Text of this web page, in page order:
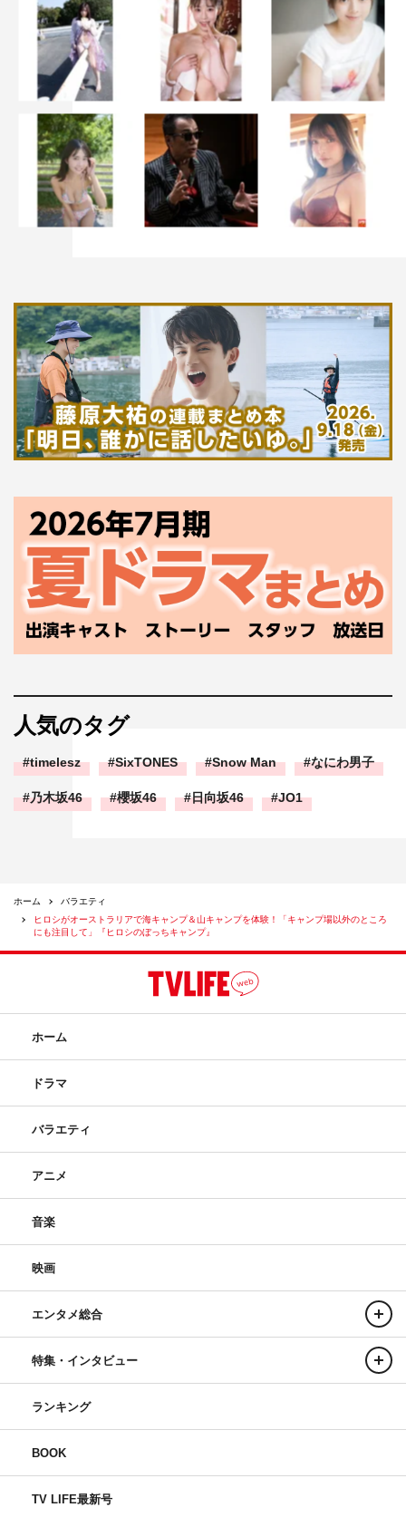
人気のタグ
timelesz SixTONES Snow Man なにわ男子
乃木坂46 櫻坂46 日向坂46 JO1
ホーム
バラエティ
ヒロシがオーストラリアで海キャンプ＆山キャンプを体験！「キャンプ場以外のところ
にも注目して」『ヒロシのぼっちキャンプ』
ホーム
ドラマ
バラエティ
アニメ
音楽
映画
エンタメ総合
特集・インタビュー
ランキング
BOOK
TV LIFE最新号